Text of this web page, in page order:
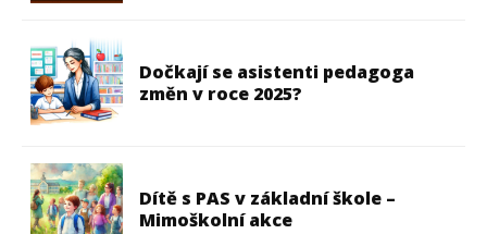
Dočkají se asistenti pedagoga
změn v roce 2025?
Dítě s PAS v základní škole –
Mimoškolní akce